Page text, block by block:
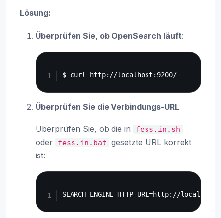
Lösung:
Überprüfen Sie, ob OpenSearch läuft:
Überprüfen Sie die Verbindungs-URL
Überprüfen Sie, ob die in fess.in.sh
oder fess.in.bat
gesetzte URL korrekt
ist: